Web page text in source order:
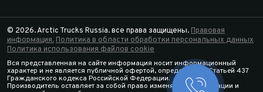
© 2026. Arctic Trucks Russia. все права защищены. Правовая
информация. Политика в области обработки персональных данных
Политика использования файлов cookie
Вся представленная на сайте информация носит информационный
характер и не является публичной офертой, определяемой Статьей 437
Гражданского кодекса Российской Федерации.
Производитель оставляет за собой право изменять спецификации и